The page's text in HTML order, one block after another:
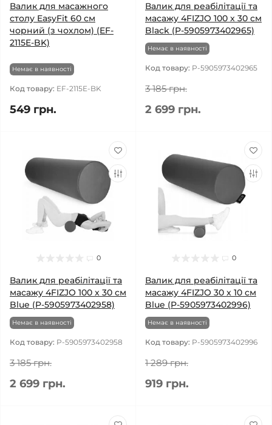
Валик для масажного
столу EasyFit 60 см
чорний (з чохлом) (EF-
2115E-BK)
Немає в наявності
Код товару: EF-2115E-BK
549 грн.
Валик для реабілітації та
масажу 4FIZJO 100 x 30 см
Black (P-5905973402965)
Немає в наявності
Код товару: P-5905973402965
3 185 грн.
2 699 грн.
0
Валик для реабілітації та
масажу 4FIZJO 100 x 30 см
Blue (P-5905973402958)
Немає в наявності
Код товару: P-5905973402958
3 185 грн.
2 699 грн.
0
Валик для реабілітації та
масажу 4FIZJO 30 x 10 см
Blue (P-5905973402996)
Немає в наявності
Код товару: P-5905973402996
1 289 грн.
919 грн.